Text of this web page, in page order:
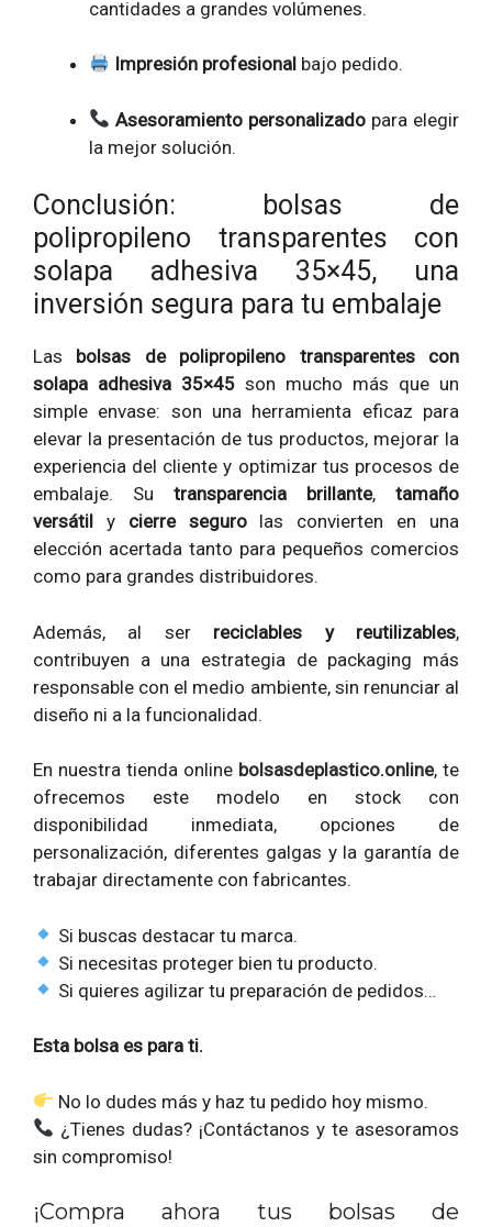
cantidades a grandes volúmenes.
Impresión profesional bajo pedido.
Asesoramiento personalizado para elegir
la mejor solución.
Conclusión: bolsas de
polipropileno transparentes con
solapa adhesiva 35×45, una
inversión segura para tu embalaje
Las bolsas de polipropileno transparentes con
solapa adhesiva 35×45 son mucho más que un
simple envase: son una herramienta eficaz para
elevar la presentación de tus productos, mejorar la
experiencia del cliente y optimizar tus procesos de
embalaje. Su transparencia brillante, tamaño
versátil y cierre segurolas convierten en una
elección acertada tanto para pequeños comercios
como para grandes distribuidores.
Además, al ser reciclables y reutilizables,
contribuyen a una estrategia de packaging más
responsable con el medio ambiente, sin renunciar al
diseño ni a la funcionalidad.
En nuestra tienda online bolsasdeplastico.online, te
ofrecemos este modelo en stock con
disponibilidad inmediata, opciones de
personalización, diferentes galgas y la garantía de
trabajar directamente con fabricantes.
Si buscas destacar tu marca.
Si necesitas proteger bien tu producto.
Si quieres agilizar tu preparación de pedidos…
Esta bolsa es para ti.
No lo dudes más y haz tu pedido hoy mismo.
¿Tienes dudas? ¡Contáctanos y te asesoramos
sin compromiso!
¡Compra ahora tus bolsas de